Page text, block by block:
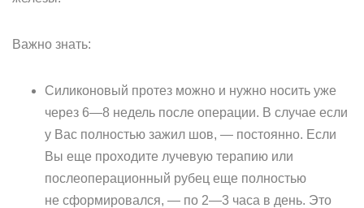
Важно знать:
Силиконовый протез можно и нужно носить уже
через 6—8 недель после операции. В случае если
у Вас полностью зажил шов, — постоянно. Если
Вы еще проходите лучевую терапию или
послеоперационный рубец еще полностью
не сформировался, — по 2—3 часа в день. Это